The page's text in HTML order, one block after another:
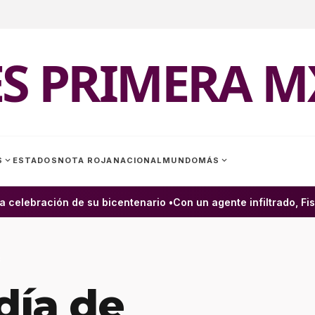
PRIMERA
expand_more ESTADOS NOTA ROJA NACIONAL MUNDOMÁS expand_more
de su bicentenario •Con un agente infiltrado,